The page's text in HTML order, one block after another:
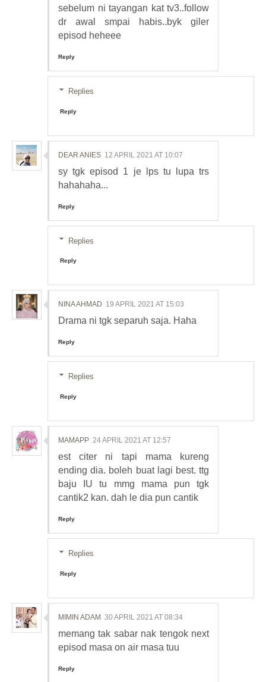
sebelum ni tayangan kat tv3..follow
dr awal smpai habis..byk giler
episod heheee
Reply
Replies
Reply
DEAR ANIES 12 APRIL 2021 AT 10:07
sy tgk episod 1 je lps tu lupa trs
hahahaha...
Reply
Replies
Reply
NINA AHMAD 19 APRIL 2021 AT 15:03
Drama ni tgk separuh saja. Haha
Reply
Replies
Reply
MAMAPP 24 APRIL 2021 AT 12:57
est citer ni tapi mama kureng
ending dia. boleh buat lagi best. ttg
baju IU tu mmg mama pun tgk
cantik2 kan. dah le dia pun cantik
Reply
Replies
Reply
MIMIN ADAM 30 APRIL 2021 AT 08:34
memang tak sabar nak tengok next
episod masa on air masa tuu
Reply